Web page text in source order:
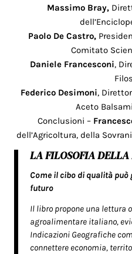
Massimo Bray,
Paolo De Castro,
Comitato
Daniele Francesconi,
Federico Desimoni,
Aceto
Conclusioni –
dell’Agricoltura, della
LA FILOSOFIA DELLA
Come il cibo di qualità
futuro
Il libro propone una lettura
agroalimentare italiano,
Indicazioni Geografiche
connettere economia,